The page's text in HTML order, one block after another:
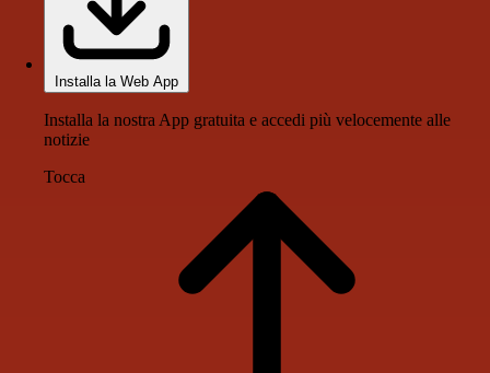
Installa la Web App
Installa la nostra App gratuita e accedi più velocemente alle
notizie
Tocca